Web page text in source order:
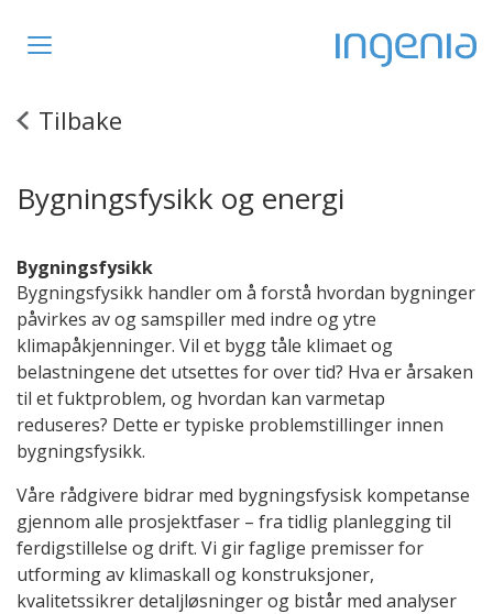
Toggle
Bygningsfysikk
og
Tilbake
Bygningsfysikk og energi
Bygningsfysikk
Bygningsfysikk handler om å forstå hvordan bygninger
påvirkes av og samspiller med indre og ytre
klimapåkjenninger. Vil et bygg tåle klimaet og
belastningene det utsettes for over tid? Hva er årsaken
til et fuktproblem, og hvordan kan varmetap
reduseres? Dette er typiske problemstillinger innen
bygningsfysikk.
Våre rådgivere bidrar med bygningsfysisk kompetanse
gjennom alle prosjektfaser – fra tidlig planlegging til
ferdigstillelse og drift. Vi gir faglige premisser for
utforming av klimaskall og konstruksjoner,
kvalitetssikrer detaljløsninger og bistår med analyser